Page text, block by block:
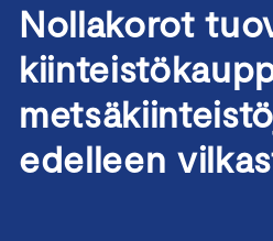
Nollakorot
edelleen